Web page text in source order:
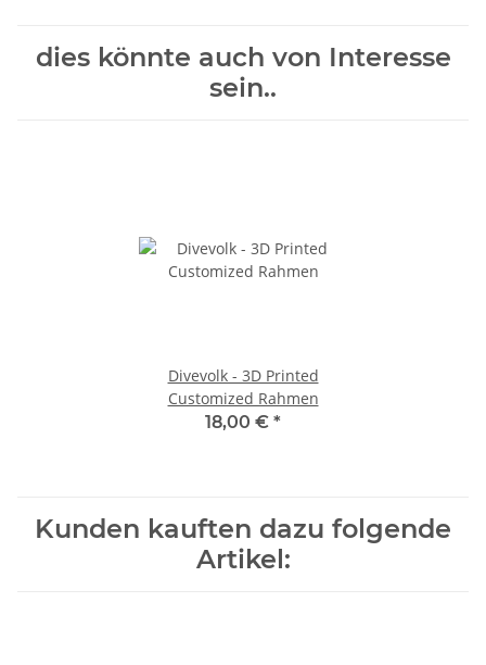
dies könnte auch von Interesse
sein..
Divevolk - 3D Printed
Customized Rahmen
18,00 € *
Kunden kauften dazu folgende
Artikel: